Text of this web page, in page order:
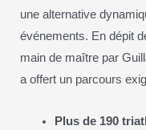
une alternative
événements. En dépit
main de maître par
a offert un parcours
Plus de 190